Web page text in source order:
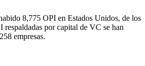
8,775 OPI en Estados Unidos, de los
por capital de VC se han
empresas.